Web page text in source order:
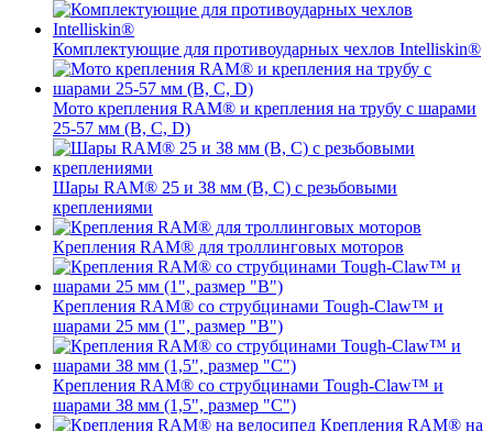
Комплектующие для противоударных чехлов Intelliskin®
Мото крепления RAM® и крепления на трубу с шарами
25-57 мм (B, C, D)
Шары RAM® 25 и 38 мм (B, C) с резьбовыми
креплениями
Крепления RAM® для троллинговых моторов
Крепления RAM® со струбцинами Tough-Claw™ и
шарами 25 мм (1", размер "B")
Крепления RAM® со струбцинами Tough-Claw™ и
шарами 38 мм (1,5", размер "C")
Крепления RAM® на